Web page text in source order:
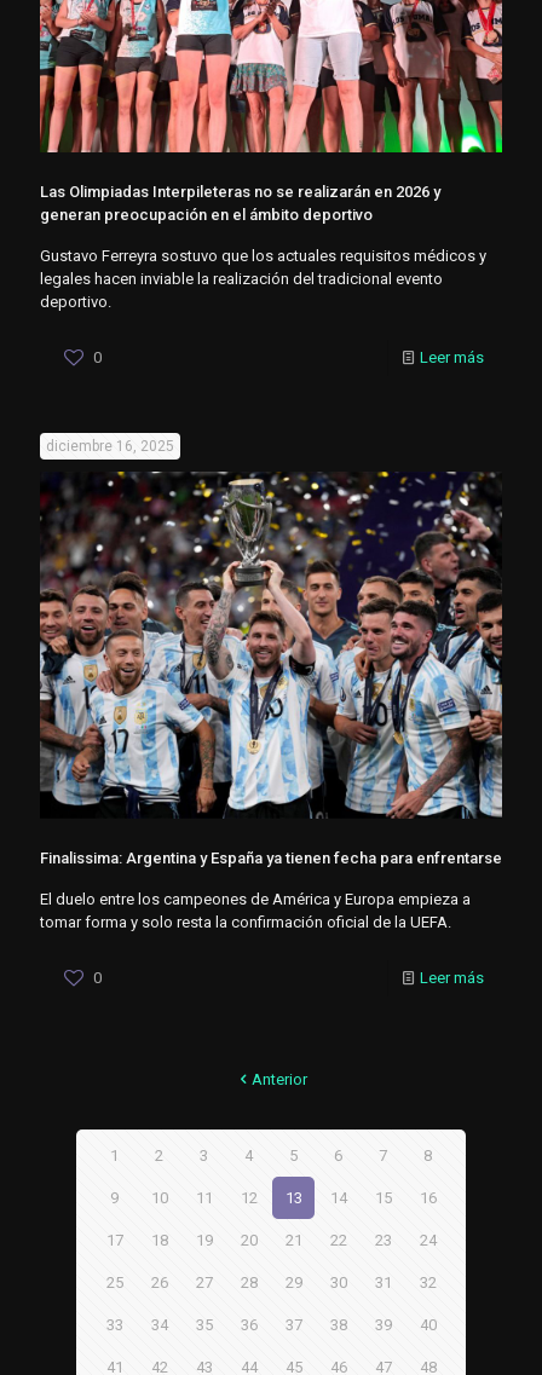
Las Olimpiadas Interpileteras no se realizarán en 2026 y
generan preocupación en el ámbito deportivo
Gustavo Ferreyra sostuvo que los actuales requisitos médicos y
legales hacen inviable la realización del tradicional evento
deportivo.
0 Leer más
diciembre 16, 2025
Finalissima: Argentina y España ya tienen fecha para enfrentarse
El duelo entre los campeones de América y Europa empieza a
tomar forma y solo resta la confirmación oficial de la UEFA.
0 Leer más
Anterior
1 2 3 4 5 6 7 8
9 10 11 12 13 14 15 16
17 18 19 20 21 22 23 24
25 26 27 28 29 30 31 32
33 34 35 36 37 38 39 40
41 42 43 44 45 46 47 48